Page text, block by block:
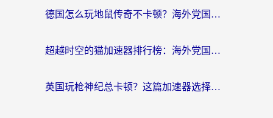
德国怎么玩地鼠传奇不卡顿？海外党国服游戏加速全攻略（含战双EVE实用指南）
超越时空的猫加速器排行榜：海外党国服游戏不卡顿的终极选择指南
英国玩枪神纪总卡顿？这篇加速器选择指南帮你告别延迟（附实测推荐）